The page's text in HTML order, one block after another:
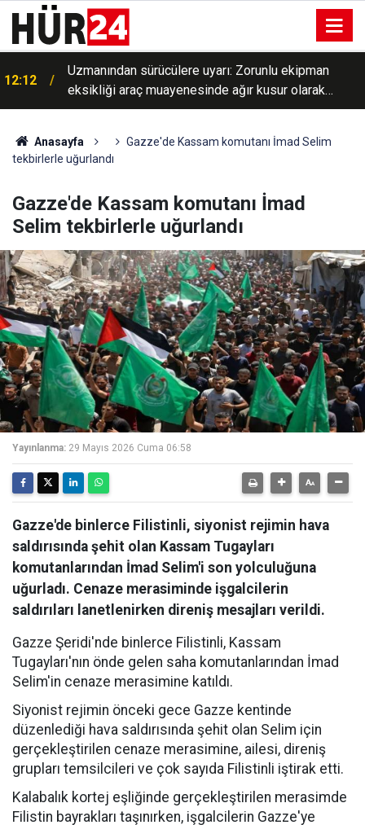
12:12
Uzmanından sürücülere uyarı: Zorunlu ekipman
eksikliği araç muayenesinde ağır kusur olarak
değerlendirilebilecek
Anasayfa
Gazze'de Kassam komutanı İmad Selim
tekbirlerle uğurlandı
Gazze'de Kassam komutanı İmad
Selim tekbirlerle uğurlandı
Yayınlanma: 29 Mayıs 2026 Cuma 06:58
Gazze'de binlerce Filistinli, siyonist rejimin hava
saldırısında şehit olan Kassam Tugayları
komutanlarından İmad Selim'i son yolculuğuna
uğurladı. Cenaze merasiminde işgalcilerin
saldırıları lanetlenirken direniş mesajları verildi.
Gazze Şeridi'nde binlerce Filistinli, Kassam
Tugayları'nın önde gelen saha komutanlarından İmad
Selim'in cenaze merasimine katıldı.
Siyonist rejimin önceki gece Gazze kentinde
düzenlediği hava saldırısında şehit olan Selim için
gerçekleştirilen cenaze merasimine, ailesi, direniş
grupları temsilcileri ve çok sayıda Filistinli iştirak etti.
Kalabalık kortej eşliğinde gerçekleştirilen merasimde
Filistin bayrakları taşınırken, işgalcilerin Gazze'ye